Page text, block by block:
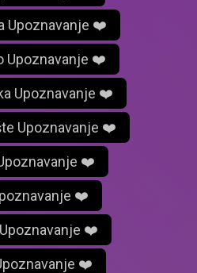
Upoznavanje ❤️
Upoznavanje ❤️
Upoznavanje ❤️
Upoznavanje ❤️
❤️
❤️
❤️
❤️